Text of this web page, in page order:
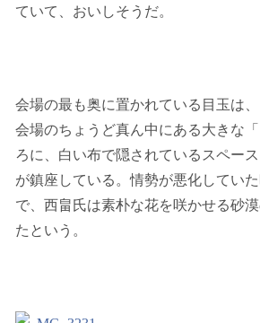
ていて、おいしそうだ。
会場の最も奥に置かれている目玉は、
会場のちょうど真ん中にある大きな
ろに、白い布で隠されているスペース
が鎮座している。情勢が悪化してい
で、西畠氏は素朴な花を咲かせる砂
たという。